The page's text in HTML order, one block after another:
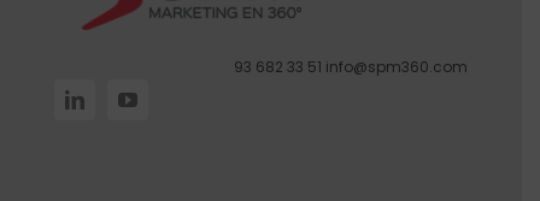
93 682 33 51 info@spm360.com